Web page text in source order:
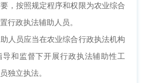
，按照规定程序和权限为农业综合
行政执法辅助人员。
人员应当在农业综合行政执法机构
导和监督下开展行政执法辅助性工
独立执法。